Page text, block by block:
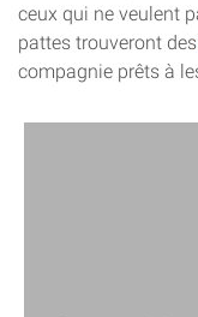
ceux qui ne veulent
pattes trouveront des
compagnie prêts à